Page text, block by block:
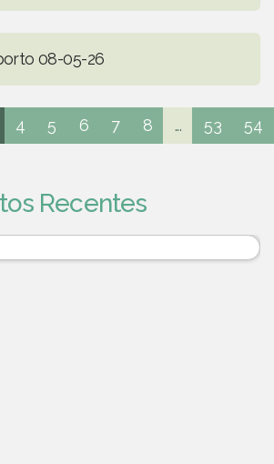
08-05-26
4 5 6 7 8 ... 53 54
Recentes